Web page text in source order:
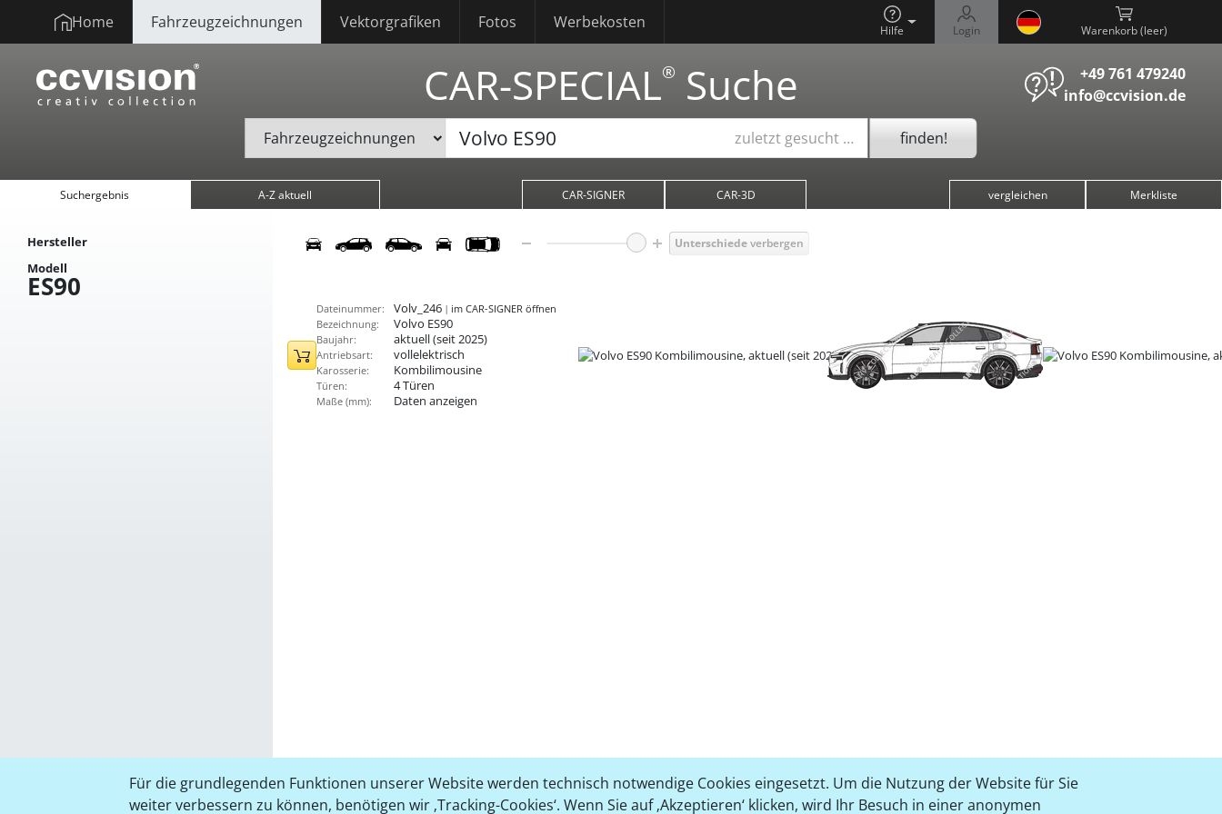
Für die grundlegenden Funktionen unserer Website werden technisch notwendige Cookies eingesetzt. Um die Nutzung der Website für Sie
weiter verbessern zu können, benötigen wir ‚Tracking-Cookies‘. Wenn Sie auf ‚Akzeptieren‘ klicken, wird Ihr Besuch in einer anonymen
Home Fahrzeugzeichnungen Vektorgrafiken Fotos Werbekosten Hilfe Login Warenkorb ( )
CAR-SPECIAL® Suche
+49 761 479240
info@ccvision.de
zuletzt gesucht … finden!
Suchergebnis A-Z aktuell CAR-SIGNER CAR-3D vergleichen Merkliste
Hersteller
Modell
ES90
Unterschiedeverbergen
Dateinummer: Volv_246
im CAR-SIGNER öffnen
Bezeichnung:
Volvo ES90
Baujahr: aktuell (seit 2025)
Antriebsart: vollelektrisch
Karosserie: Kombilimousine
Türen: 4 Türen
Maße (mm): Daten anzeigen